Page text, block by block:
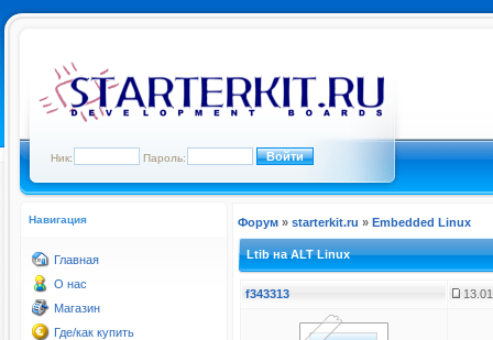
Ник: Пароль:
Навигация
Главная
О нас
Магазин
Где/как купить
Форум » starterkit.ru » Embedded Linux
Ltib на ALT Linux
f343313